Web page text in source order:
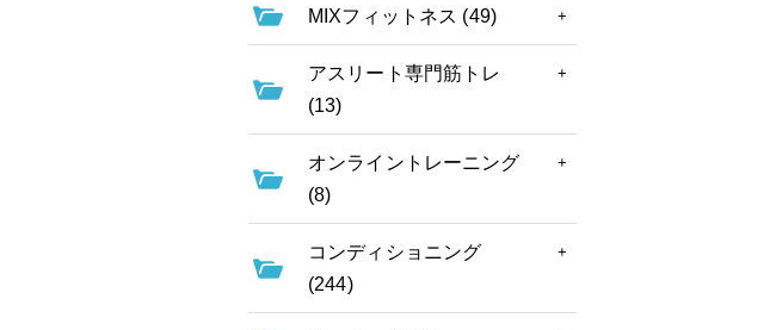
MIXフィットネス (49)
アスリート専門筋トレ
(13)
オンライントレーニング
(8)
コンディショニング
(244)